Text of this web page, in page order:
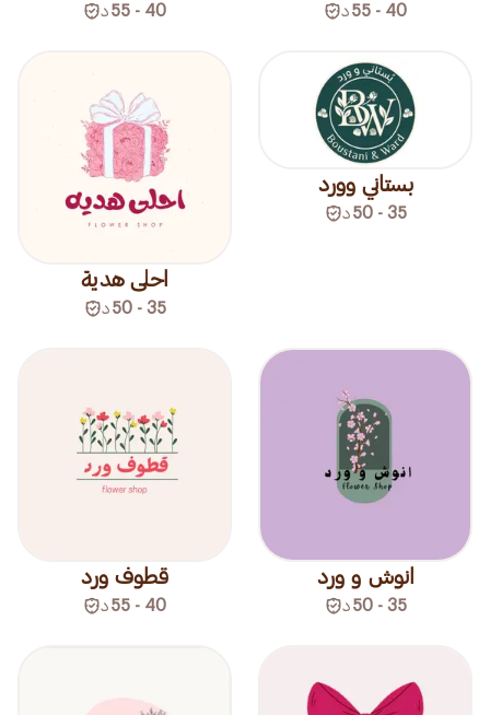
40 - 55 د 40 - 55 د
بستاني وورد
35 - 50 د
احلى هدية
35 - 50 د
انوش و ورد
35 - 50 د
قطوف ورد
40 - 55 د